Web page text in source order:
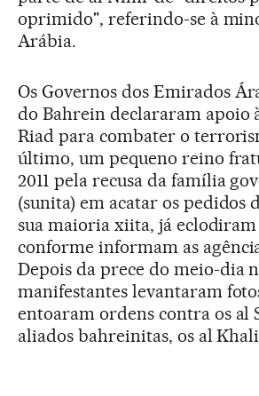
oprimido", referindo-se à
Arábia.
Os Governos dos Emirados
do Bahrein declararam apoio
Riad para combater o
último, um pequeno reino
2011 pela recusa da família
(sunita) em acatar os pedidos
sua maioria xiita, já eclodiram
conforme informam as
Depois da prece do meio-dia
manifestantes levantaram
entoaram ordens contra os al
aliados bahreinitas, os al